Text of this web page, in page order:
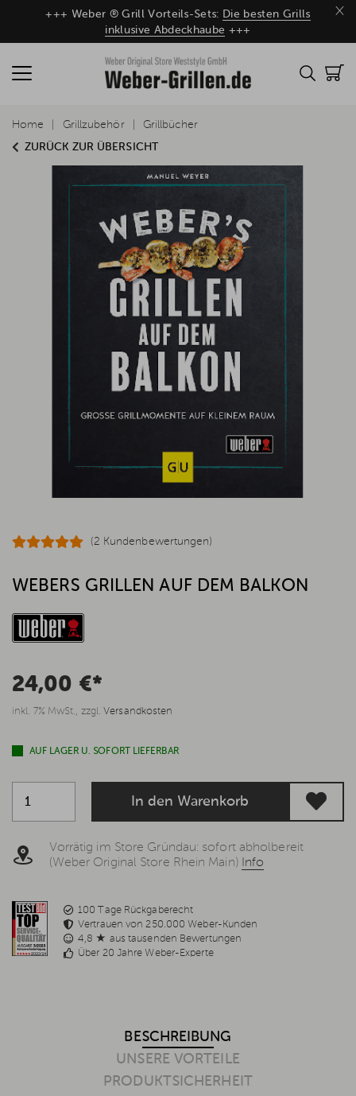
×
+++ Weber ® Grill Vorteils-Sets: Die besten Grills
inklusive Abdeckhaube +++
ZURÜCK ZUR ÜBERSICHT
Home Grillzubehör Grillbücher
(2 Kundenbewertungen)
WEBERS GRILLEN AUF DEM BALKON
24,00 €*
inkl. 7% MwSt., zzgl.Versandkosten
AUF LAGER U. SOFORT LIEFERBAR
In den Warenkorb
Vorrätig im Store Gründau: sofort abholbereit
(Weber Original Store Rhein Main) Info
100 Tage Rückgaberecht
Vertrauen von 250.000 Weber-Kunden
4,8 ★ aus tausenden Bewertungen
Über 20 Jahre Weber-Experte
BESCHREIBUNG
UNSERE VORTEILE
PRODUKTSICHERHEIT